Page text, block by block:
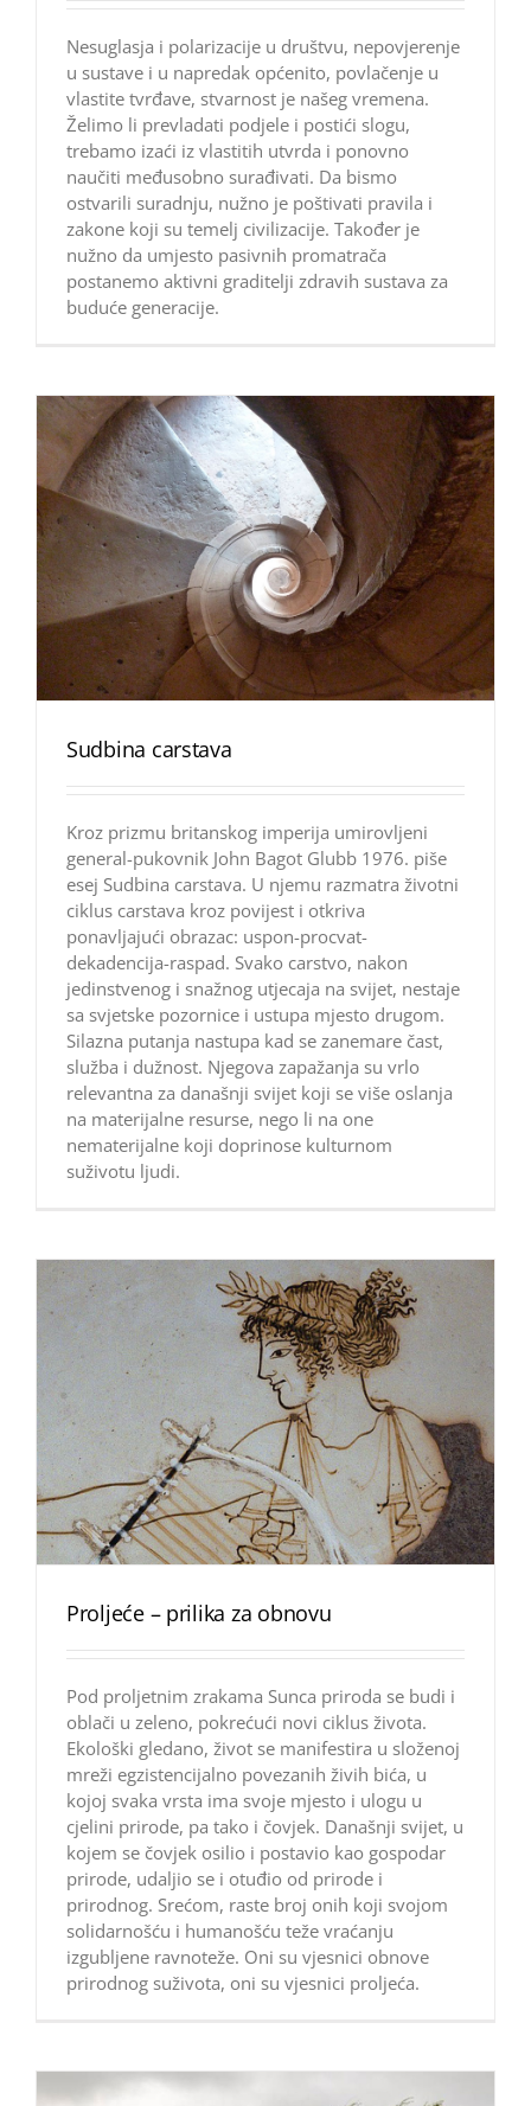
Nesuglasja i polarizacije u društvu, nepovjerenje
u sustave i u napredak općenito, povlačenje u
vlastite tvrđave, stvarnost je našeg vremena.
Želimo li prevladati podjele i postići slogu,
trebamo izaći iz vlastitih utvrda i ponovno
naučiti međusobno surađivati. Da bismo
ostvarili suradnju, nužno je poštivati pravila i
zakone koji su temelj civilizacije. Također je
nužno da umjesto pasivnih promatrača
postanemo aktivni graditelji zdravih sustava za
buduće generacije.
Sudbina carstava
Kroz prizmu britanskog imperija umirovljeni
general-pukovnik John Bagot Glubb 1976. piše
esej Sudbina carstava. U njemu razmatra životni
ciklus carstava kroz povijest i otkriva
ponavljajući obrazac: uspon-procvat-
dekadencija-raspad. Svako carstvo, nakon
jedinstvenog i snažnog utjecaja na svijet, nestaje
sa svjetske pozornice i ustupa mjesto drugom.
Silazna putanja nastupa kad se zanemare čast,
služba i dužnost. Njegova zapažanja su vrlo
relevantna za današnji svijet koji se više oslanja
na materijalne resurse, nego li na one
nematerijalne koji doprinose kulturnom
suživotu ljudi.
Proljeće – prilika za obnovu
Pod proljetnim zrakama Sunca priroda se budi i
oblači u zeleno, pokrećući novi ciklus života.
Ekološki gledano, život se manifestira u složenoj
mreži egzistencijalno povezanih živih bića, u
kojoj svaka vrsta ima svoje mjesto i ulogu u
cjelini prirode, pa tako i čovjek. Današnji svijet, u
kojem se čovjek osilio i postavio kao gospodar
prirode, udaljio se i otuđio od prirode i
prirodnog. Srećom, raste broj onih koji svojom
solidarnošću i humanošću teže vraćanju
izgubljene ravnoteže. Oni su vjesnici obnove
prirodnog suživota, oni su vjesnici proljeća.